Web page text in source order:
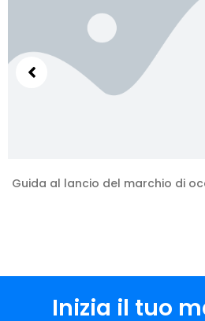
Guida al lancio del marchio di
Inizia il tuo